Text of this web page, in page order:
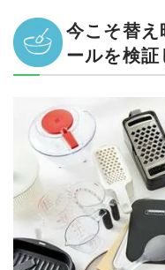
今こそ替
ールを検証